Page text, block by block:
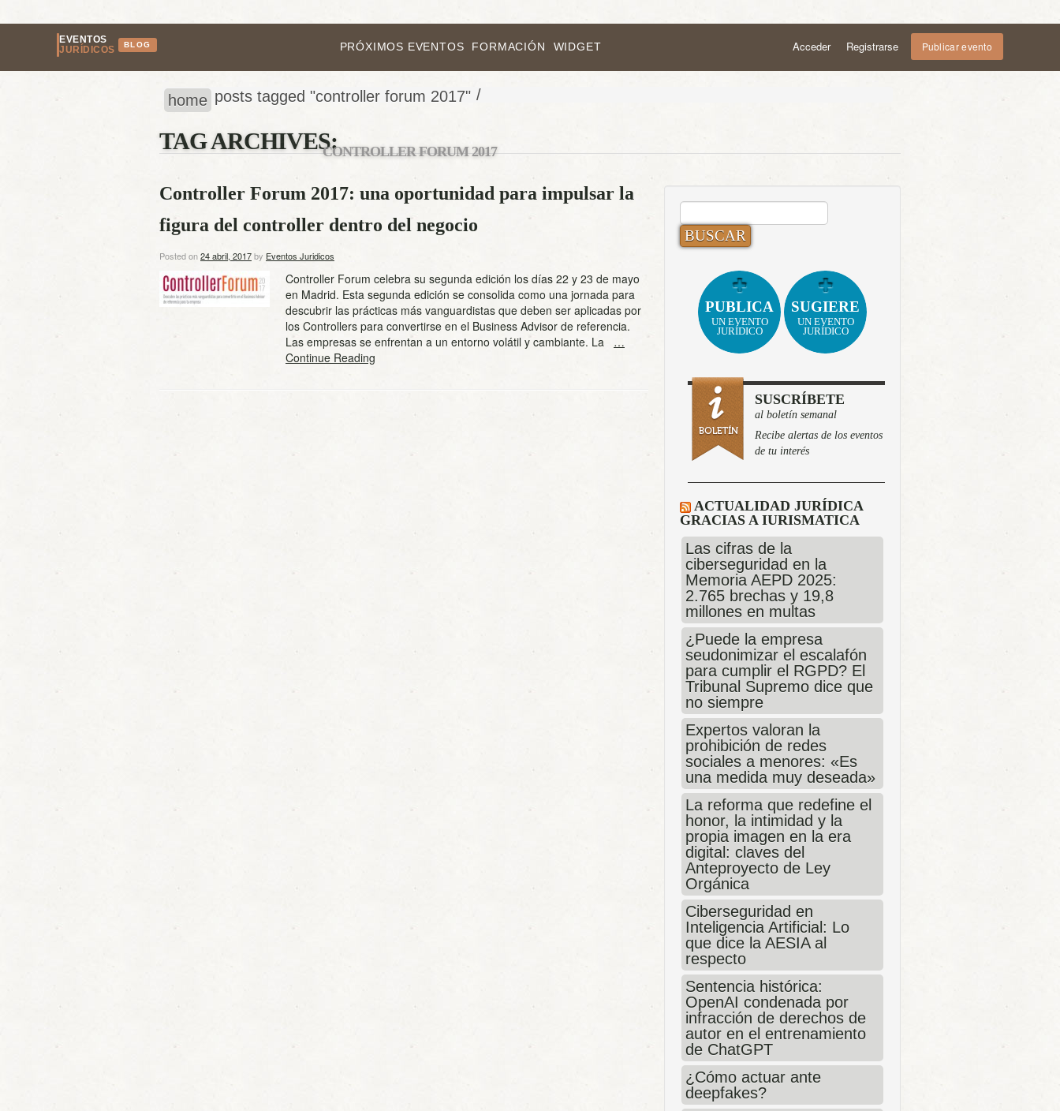
EVENTOS
JURÍDICOS
BLOG PRÓXIMOS EVENTOS FORMACIÓN WIDGET Acceder Registrarse Publicar evento
home /
posts tagged "controller forum 2017"
TAG ARCHIVES:CONTROLLER FORUM 2017
Controller Forum 2017: una oportunidad para impulsar la
figura del controller dentro del negocio
Posted on24 abril, 2017by Eventos Juridicos
Controller Forum celebra su segunda edición los días 22 y 23 de mayo
en Madrid. Esta segunda edición se consolida como una jornada para
descubrir las prácticas más vanguardistas que deben ser aplicadas por
los Controllers para convertirse en el Business Advisor de referencia.
Las empresas se enfrentan a un entorno volátil y cambiante. La …
Continue Reading
BUSCAR:
PUBLICA
UN EVENTO
JURÍDICO
SUGIERE
UN EVENTO
JURÍDICO
SUSCRÍBETE
al boletín semanal
Recibe alertas de los eventos
de tu interés
ACTUALIDAD JURÍDICA
GRACIAS A IURISMATICA
Las cifras de la
ciberseguridad en la
Memoria AEPD 2025:
2.765 brechas y 19,8
millones en multas
¿Puede la empresa
seudonimizar el escalafón
para cumplir el RGPD? El
Tribunal Supremo dice que
no siempre
Expertos valoran la
prohibición de redes
sociales a menores: «Es
una medida muy deseada»
La reforma que redefine el
honor, la intimidad y la
propia imagen en la era
digital: claves del
Anteproyecto de Ley
Orgánica
Ciberseguridad en
Inteligencia Artificial: Lo
que dice la AESIA al
respecto
Sentencia histórica:
OpenAI condenada por
infracción de derechos de
autor en el entrenamiento
de ChatGPT
¿Cómo actuar ante
deepfakes?